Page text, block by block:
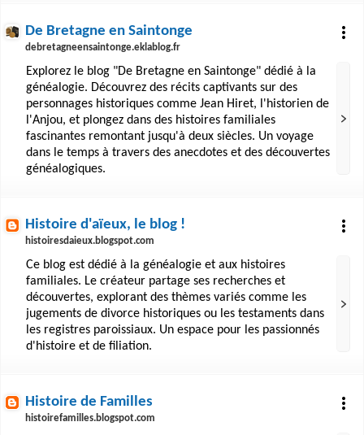
De Bretagne en Saintonge
debretagneensaintonge.eklablog.fr
Explorez le blog "De Bretagne en Saintonge" dédié à la
généalogie. Découvrez des récits captivants sur des
personnages historiques comme Jean Hiret, l'historien de
l'Anjou, et plongez dans des histoires familiales
fascinantes remontant jusqu'à deux siècles. Un voyage
dans le temps à travers des anecdotes et des découvertes
généalogiques.
Histoire d'aïeux, le blog !
histoiresdaieux.blogspot.com
Ce blog est dédié à la généalogie et aux histoires
familiales. Le créateur partage ses recherches et
découvertes, explorant des thèmes variés comme les
jugements de divorce historiques ou les testaments dans
les registres paroissiaux. Un espace pour les passionnés
d'histoire et de filiation.
Histoire de Familles
histoirefamilles.blogspot.com